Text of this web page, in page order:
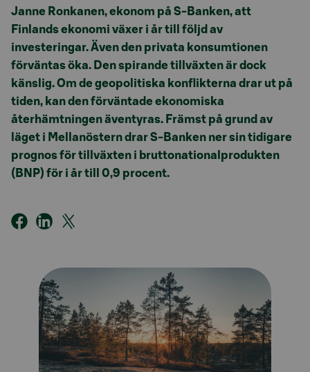
Janne Ronkanen, ekonom på S-Banken, att
Finlands ekonomi växer i år till följd av
investeringar. Även den privata konsumtionen
förväntas öka. Den spirande tillväxten är dock
känslig. Om de geopolitiska konflikterna drar ut på
tiden, kan den förväntade ekonomiska
återhämtningen äventyras. Främst på grund av
läget i Mellanöstern drar S-Banken ner sin tidigare
prognos för tillväxten i bruttonationalprodukten
(BNP) för i år till 0,9 procent.